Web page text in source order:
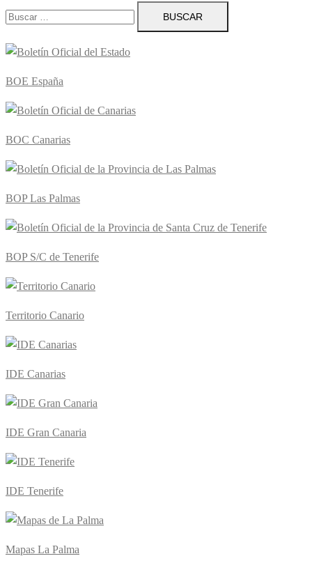
Buscar:
BOE España
BOC Canarias
BOP Las Palmas
BOP S/C de Tenerife
Territorio Canario
IDE Canarias
IDE Gran Canaria
IDE Tenerife
Mapas La Palma